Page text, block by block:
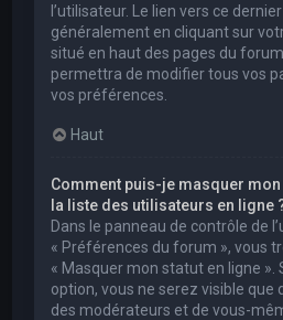
l’utilisateur. Le lien vers ce
généralement en cliquant sur
situé en haut des pages du
permettra de modifier tous vos
vos préférences.
Haut
Comment puis-je masquer
la liste des utilisateurs en ligne
Dans le panneau de contrôle de
« Préférences du forum », vous
« Masquer mon statut en ligne ».
option, vous ne serez visible que
des modérateurs et de vous-